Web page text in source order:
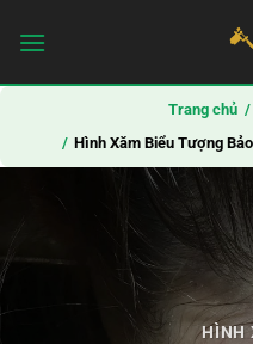
qua
Trang chủ
Hình Xăm Biểu Tượng
HÌNH